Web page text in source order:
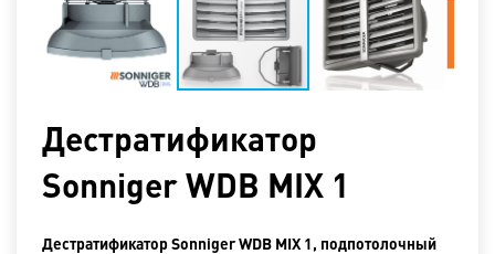
Дестратификатор
Sonniger WDB MIX 1
Дестратификатор Sonniger WDB MIX 1, подпотолочный